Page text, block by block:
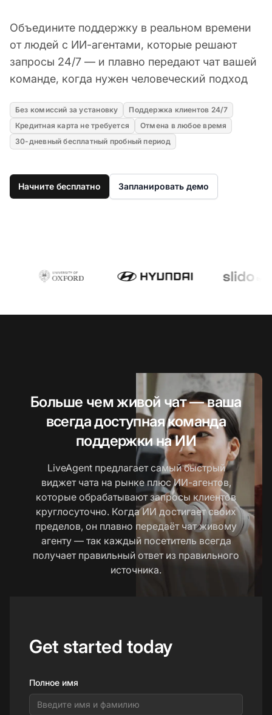
Объедините поддержку в реальном времени
от людей с ИИ-агентами, которые решают
запросы 24/7 — и плавно передают чат вашей
команде, когда нужен человеческий подход
Без комиссий за установку
Поддержка клиентов 24/7
Кредитная карта не требуется
Отмена в любое время
30-дневный бесплатный пробный период
Начните бесплатно Запланировать демо
Больше чем живой чат — ваша
всегда доступная команда
поддержки на ИИ
LiveAgent предлагает самый быстрый
виджет чата на рынке плюс ИИ-агентов,
которые обрабатывают запросы клиентов
круглосуточно. Когда ИИ достигает своих
пределов, он плавно передаёт чат живому
агенту — так каждый посетитель всегда
получает правильный ответ из правильного
источника.
Get started today
Полное имя